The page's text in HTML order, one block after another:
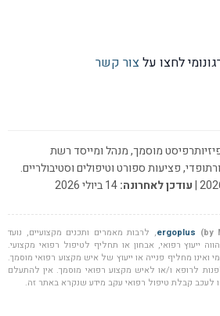
לחצו עלצור קשר
מוסמך, מנהל ומייסד רשת
פציעות ספורט וטיפולים וסטיבולריים.
עודכן לאחרונה:
ergoplus (by
, לרבות מאמרים ותכנים מקצועיים, נועד
ייעוץ רפואי, אבחון או תחליף לטיפול רפואי מקצועי.
ואינו מחליף פנייה או ייעוץ של איש מקצוע רפואי מוסמך.
לרופא ו/או לאיש מקצוע רפואי מוסמך. אין להתעלם
או לעכב קבלת טיפול רפואי עקב מידע שנקרא באתר זה.